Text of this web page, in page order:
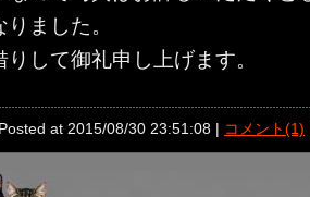
ました。
して御礼申し上げます。
Posted at 2015/08/30 23:51:08 | コメント(1)